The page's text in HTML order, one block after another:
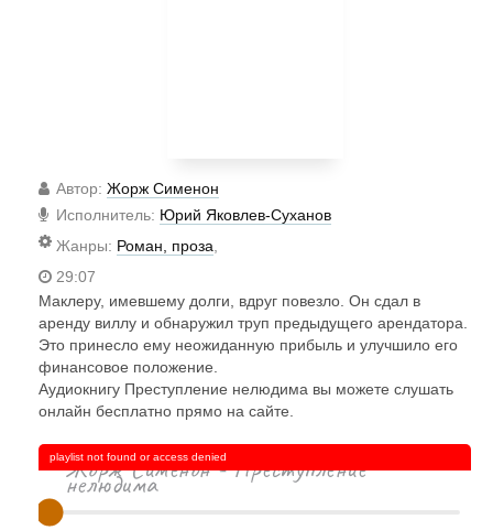
Автор: Жорж Сименон
Исполнитель: Юрий Яковлев-Суханов
Жанры: Роман, проза
29:07
Маклеру, имевшему долги, вдруг повезло. Он сдал в
аренду виллу и обнаружил труп предыдущего арендатора.
Это принесло ему неожиданную прибыль и улучшило его
финансовое положение.
Аудиокнигу Преступление нелюдима вы можете слушать
онлайн бесплатно прямо на сайте.
Жорж Сименон - Преступление
нелюдима
playlist not found or access denied